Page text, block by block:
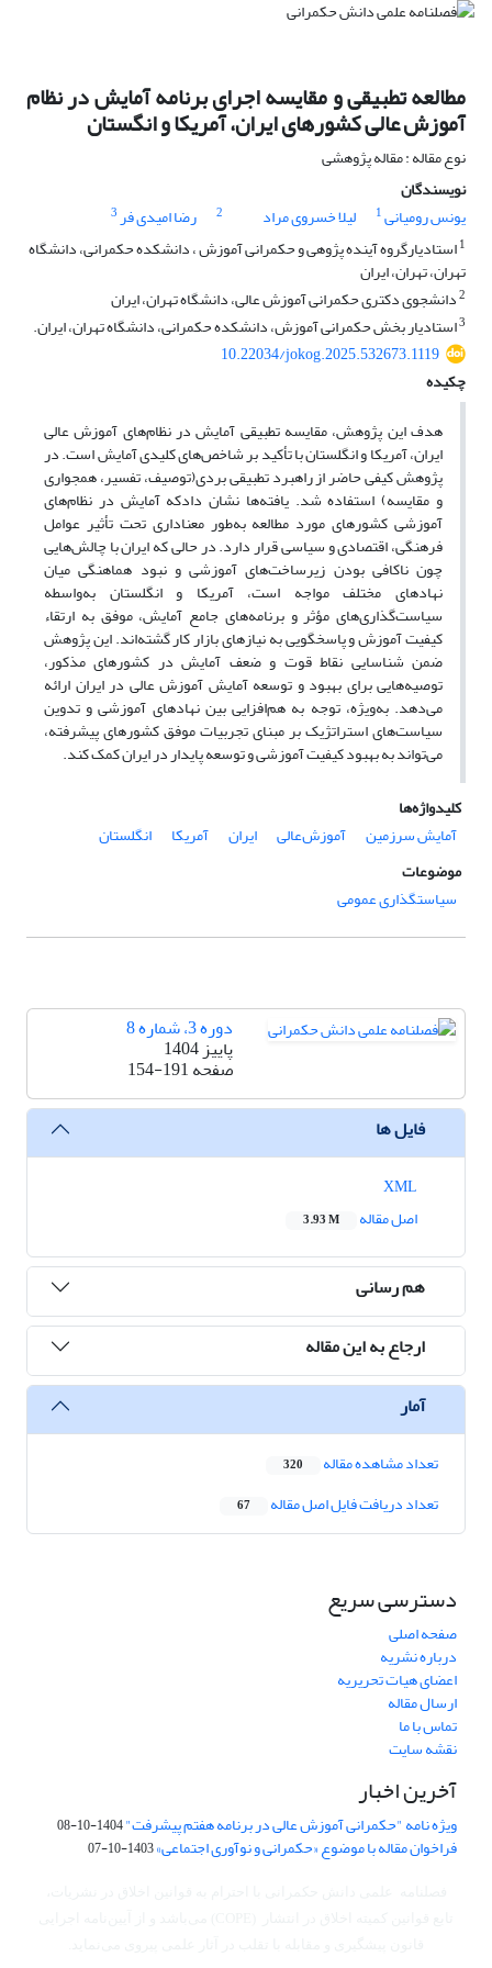
مطالعه تطبیقی و مقایسه اجرای برنامه آمایش در نظام
آموزش عالی کشورهای ایران، آمریکا و انگستان
نوع مقاله : مقاله پژوهشی
نویسندگان
یونس رومیانی1 لیلا خسروی مراد 2 رضا امیدی فر3
1استادیارگروه آینده پژوهی و حکمرانی آموزش ، دانشکده حکمرانی، دانشگاه
تهران، تهران، ایران
2دانشجوی دکتری حکمرانی آموزش عالی، دانشگاه تهران، ایران
3استادیار بخش حکمرانی آموزش، دانشکده حکمرانی، دانشگاه تهران، ایران.
10.22034/jokog.2025.532673.1119
چکیده
هدف این پژوهش، مقایسه تطبیقی آمایش در نظام‌های آموزش عالی
ایران، آمریکا و انگلستان با تأکید بر شاخص‌های کلیدی آمایش است. در
پژوهش کیفی حاضر از راهبرد تطبیقی بردی(توصیف، تفسیر، همجواری
و مقایسه) استفاده شد. یافته‌ها نشان دادکه آمایش در نظام‌های
آموزشی کشورهای مورد مطالعه به‌طور معناداری تحت تأثیر عوامل
فرهنگی، اقتصادی و سیاسی قرار دارد. در حالی که ایران با چالش‌هایی
چون ناکافی بودن زیرساخت‌های آموزشی و نبود هماهنگی میان
نهادهای مختلف مواجه است، آمریکا و انگلستان به‌واسطه
سیاست‌گذاری‌های مؤثر و برنامه‌های جامع آمایش، موفق به ارتقاء
کیفیت آموزش و پاسخگویی به نیازهای بازار کار گشته‌اند. این پژوهش
ضمن شناسایی نقاط قوت و ضعف آمایش در کشورهای مذکور،
توصیه‌هایی برای بهبود و توسعه آمایش آموزش عالی در ایران ارائه
می‌دهد. به‌ویژه، توجه به هم‌افزایی بین نهادهای آموزشی و تدوین
سیاست‌های استراتژیک بر مبنای تجربیات موفق کشورهای پیشرفته،
می‌تواند به بهبود کیفیت آموزشی و توسعه پایدار در ایران کمک کند.
کلیدواژه‌ها
آمایش سرزمین
آموزش‌عالی ایران آمریکا
انگلستان
موضوعات
سیاستگذاری عمومی
دوره 3، شماره 8
پاییز 1404
صفحه154-191
فایل ها
اصل مقاله
3.93 M
هم رسانی
ارجاع به این مقاله
آمار
تعداد مشاهده مقاله 320
تعداد دریافت فایل اصل مقاله 67
دسترسی سریع
صفحه اصلی
درباره نشریه
اعضای هیات تحریریه
ارسال مقاله
تماس با ما
نقشه سایت
آخرین اخبار
ویژه نامه "حکمرانی آموزش عالی در برنامه هفتم پیشرفت"1404-10-08
فراخوان مقاله با موضوع «حکمرانی و نوآوری اجتماعی»1403-10-07